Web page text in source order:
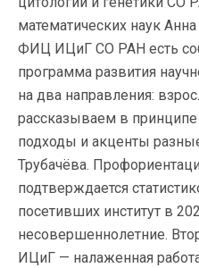
математических наук
ФИЦ ИЦиГ СО РАН есть
программа развития
на два направления:
рассказываем в
подходы и акценты
Трубачёва.
подтверждается
посетивших институт в
несовершеннолетние.
ИЦиГ — налаженная